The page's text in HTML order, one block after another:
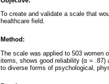
To create and validate a scale that
healthcare field.
Method:
The scale was applied to 503 women
items, shows good reliability (α = .87)
to diverse forms of psychological,